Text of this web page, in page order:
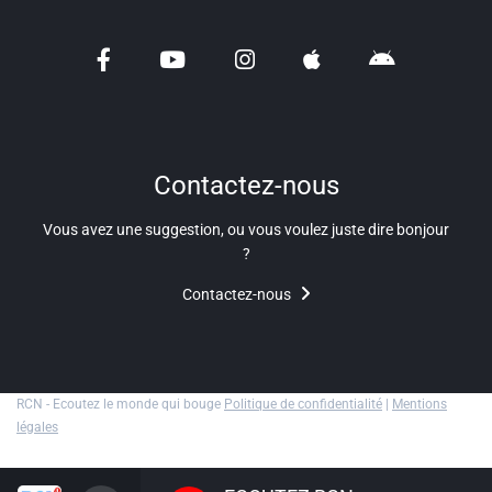
Shabbat Project
Département des Alpes Maritimes
Contactez-nous
Vous avez une suggestion, ou vous voulez juste dire bonjour
?
Contactez-nous
RCN - Ecoutez le monde qui bouge Politique de confidentialité | Mentions
légales